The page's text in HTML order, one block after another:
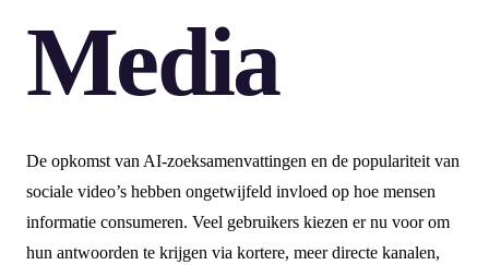
Media
De opkomst van AI-zoeksamenvattingen en de populariteit van
sociale video’s hebben ongetwijfeld invloed op hoe mensen
informatie consumeren. Veel gebruikers kiezen er nu voor om
hun antwoorden te krijgen via kortere, meer directe kanalen,